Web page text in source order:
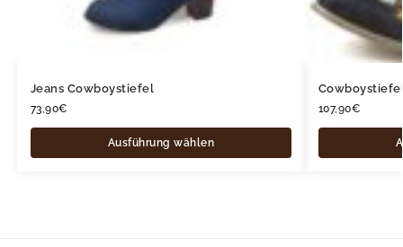
Jeans Cowboystiefel
73,90€
Ausführung wählen
107,90€